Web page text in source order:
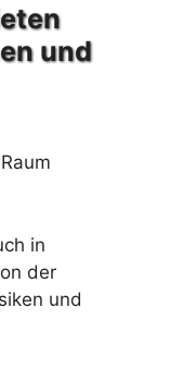
und
in
der
und